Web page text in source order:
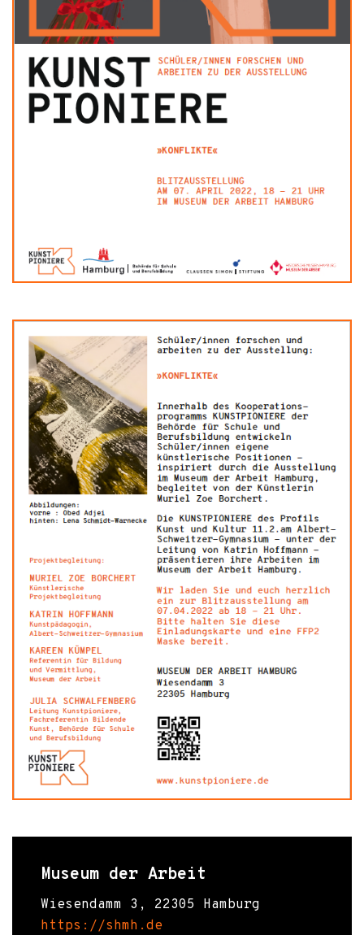
Museum der Arbeit
Wiesendamm 3, 22305 Hamburg
https://shmh.de